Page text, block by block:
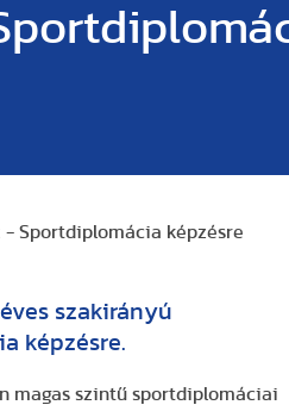
Sportdiplomácia képzésre
szakirányú
képzésre.
magas szintű sportdiplomáciai